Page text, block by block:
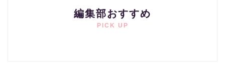
編集部おすすめ
PICK UP